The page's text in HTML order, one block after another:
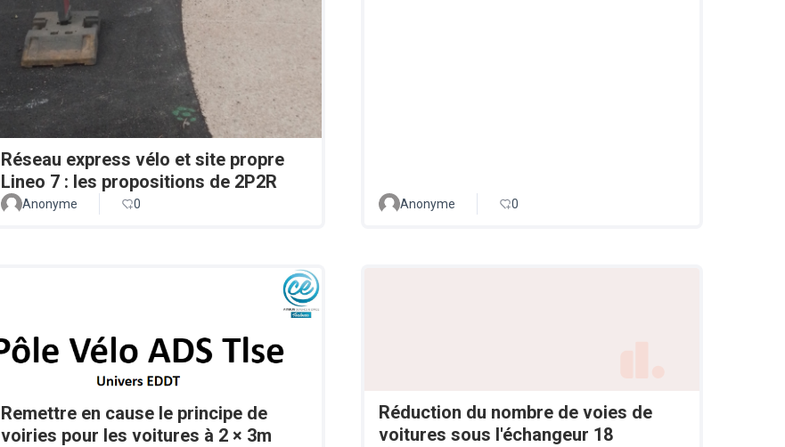
Réseau express vélo et site propre
Lineo 7 : les propositions de 2P2R
Anonyme 0 Anonyme 0
Remettre en cause le principe de
voiries pour les voitures à 2 × 3m
Réduction du nombre de voies de
voitures sous l'échangeur 18